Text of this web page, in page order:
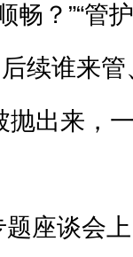
畅？”“管
续谁来
抛出来，
座谈会